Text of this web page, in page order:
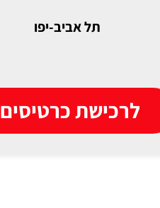
תל אביב-יפו
לרכישת כרטיסים